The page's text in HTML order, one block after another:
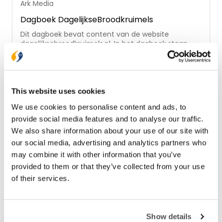
This website uses cookies
We use cookies to personalise content and ads, to
provide social media features and to analyse our traffic.
We also share information about your use of our site with
our social media, advertising and analytics partners who
may combine it with other information that you’ve
provided to them or that they’ve collected from your use
of their services.
Show details
Ark Media
Dagboek DagelijkseBroodkruimels
Dit dagboek bevat content van de website
dagelijksebroodkruimels.nl. In het dagboek staan
bijbelcitaten uit de Herziene Statenvertaling,
gedichten, illustraties en diverse teksten. Het
omslag is voorzien van een speciale coating in
€ 15,00